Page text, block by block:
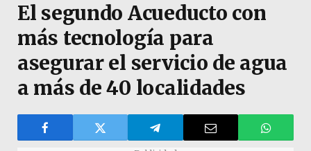
El segundo Acueducto con
más tecnología para
asegurar el servicio de agua
a más de 40 localidades